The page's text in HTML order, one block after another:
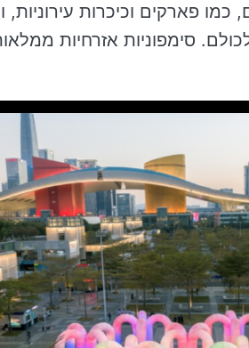
כמו פארקים וכיכרות
סימפוניות אזרחיות